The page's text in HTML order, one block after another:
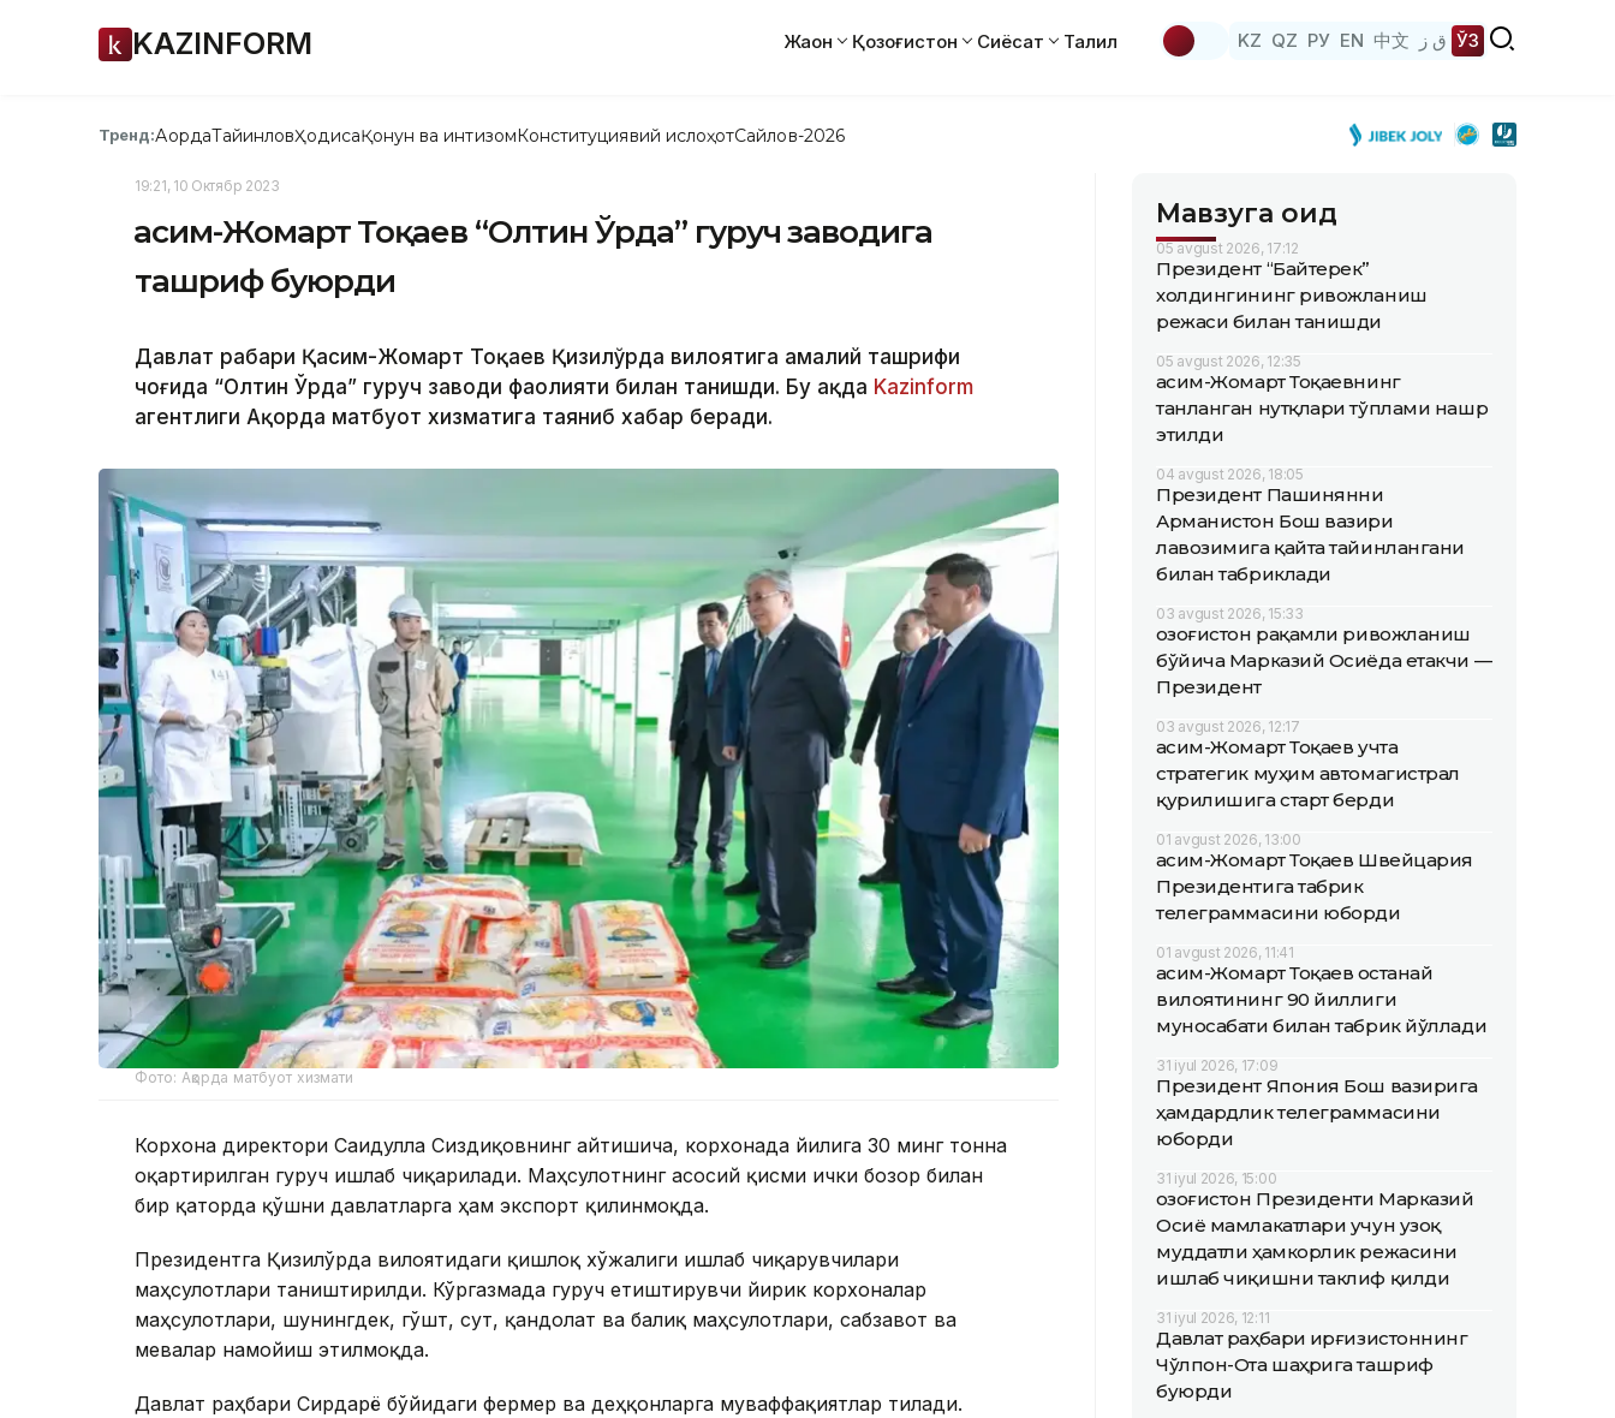
KAZINFORM Жаҳон Қозоғистон Сиёсат Таҳлил KZ QZ РУ EN 中文 ق ز ЎЗ
Тренд:АқордаТайинловҲодисаҚонун ва интизомКонституциявий ислоҳотСайлов-2026
19:21, 10 Октябр 2023
Қасим-Жомарт Тоқаев “Олтин Ўрда” гуруч заводига
ташриф буюрди
Давлат раҳбари Қасим-Жомарт Тоқаев Қизилўрда вилоятига амалий ташрифи
чоғида “Олтин Ўрда” гуруч заводи фаолияти билан танишди. Бу ҳақда Kazinform
агентлиги Ақорда матбуот хизматига таяниб хабар беради.
Фото: Ақорда матбуот хизмати
Корхона директори Сағидулла Сиздиқовнинг айтишича, корхонада йилига 30 минг тонна
оқартирилган гуруч ишлаб чиқарилади. Маҳсулотнинг асосий қисми ички бозор билан
бир қаторда қўшни давлатларга ҳам экспорт қилинмоқда.
Президентга Қизилўрда вилоятидаги қишлоқ хўжалиги ишлаб чиқарувчилари
маҳсулотлари таништирилди. Кўргазмада гуруч етиштирувчи йирик корхоналар
маҳсулотлари, шунингдек, гўшт, сут, қандолат ва балиқ маҳсулотлари, сабзавот ва
мевалар намойиш этилмоқда.
Давлат раҳбари Сирдарё бўйидаги фермер ва деҳқонларга муваффақиятлар тилади.
Мавзуга оид
05 avgust 2026, 17:12
Президент “Байтерек”
холдингининг ривожланиш
режаси билан танишди
05 avgust 2026, 12:35
Қасим-Жомарт Тоқаевнинг
танланган нутқлари тўплами нашр
этилди
04 avgust 2026, 18:05
Президент Пашинянни
Арманистон Бош вазири
лавозимига қайта тайинлангани
билан табриклади
03 avgust 2026, 15:33
Қозоғистон рақамли ривожланиш
бўйича Марказий Осиёда етакчи —
Президент
03 avgust 2026, 12:17
Қасим-Жомарт Тоқаев учта
стратегик муҳим автомагистрал
қурилишига старт берди
01 avgust 2026, 13:00
Қасим-Жомарт Тоқаев Швейцария
Президентига табрик
телеграммасини юборди
01 avgust 2026, 11:41
Қасим-Жомарт Тоқаев Қостанай
вилоятининг 90 йиллиги
муносабати билан табрик йўллади
31 iyul 2026, 17:09
Президент Япония Бош вазирига
ҳамдардлик телеграммасини
юборди
31 iyul 2026, 15:00
Қозоғистон Президенти Марказий
Осиё мамлакатлари учун узоқ
муддатли ҳамкорлик режасини
ишлаб чиқишни таклиф қилди
31 iyul 2026, 12:11
Давлат раҳбари Қирғизистоннинг
Чўлпон-Ота шаҳрига ташриф
буюрди